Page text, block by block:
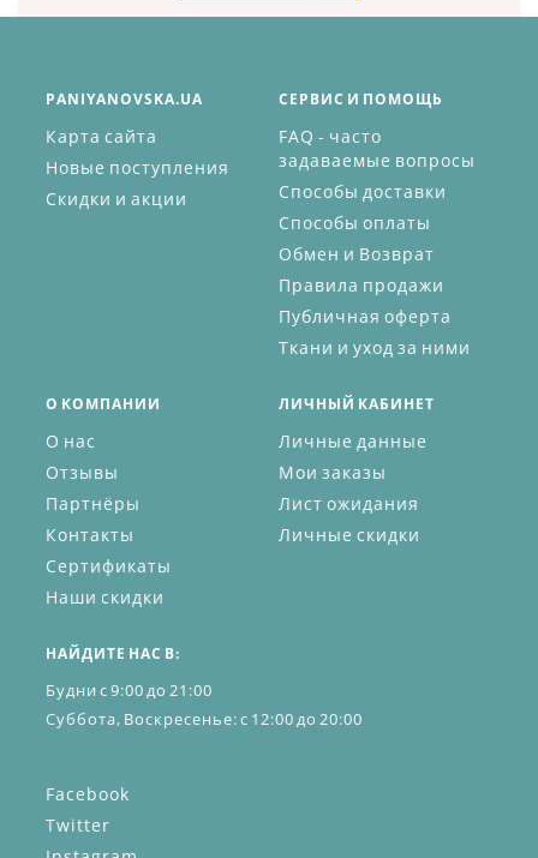
домашней одежды для мужчин вы
найдете:
футболки;
мужская спортивная одежда,
обеспечивает свободу движений.
Все вещи из нашего ассортимента
смотрятся стильно и дорого. Их
приятно и комфортно носить. Наши
дизайнеры внимательно следят за
развитием модных тенденций и
стараются не отставать, запуская в
Качество и комфорт
Вся одежда производителя «Пані
Яновська™» изготавливается из
гипоаллергенны и хорошо
пропускают воздух. Качество
пошива контролируется опытными
PANIYANOVSKA.UA
Карта сайта
Новые поступления
Скидки и акции
СЕРВИС И ПОМОЩЬ
FAQ - часто
задаваемые вопросы
Способы доставки
Способы оплаты
Обмен и Возврат
Правила продажи
Публичная оферта
Ткани и уход за ними
О КОМПАНИИ
О нас
Отзывы
Партнёры
Контакты
Сертификаты
Наши скидки
ЛИЧНЫЙ КАБИНЕТ
Личные данные
Мои заказы
Лист ожидания
Личные скидки
НАЙДИТЕ НАС В:
Будни с 9:00 до 21:00
Суббота, Воскресенье: с 12:00 до 20:00
Facebook
Twitter